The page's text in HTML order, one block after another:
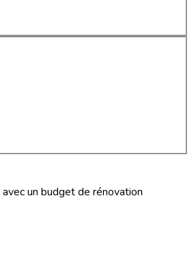
un budget de rénovation